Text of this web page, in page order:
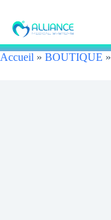
Accueil » BOUTIQUE »